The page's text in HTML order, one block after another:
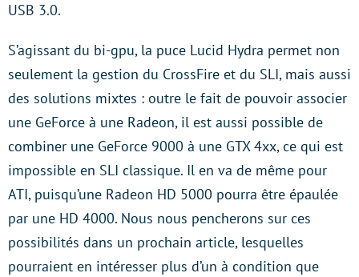
USB 3.0.
S’agissant du bi-gpu, la puce Lucid Hydra permet non
seulement la gestion du CrossFire et du SLI, mais aussi
des solutions mixtes : outre le fait de pouvoir associer
une GeForce à une Radeon, il est aussi possible de
combiner une GeForce 9000 à une GTX 4xx, ce qui est
impossible en SLI classique. Il en va de même pour
ATI, puisqu’une Radeon HD 5000 pourra être épaulée
par une HD 4000. Nous nous pencherons sur ces
possibilités dans un prochain article, lesquelles
pourraient en intéresser plus d’un à condition que